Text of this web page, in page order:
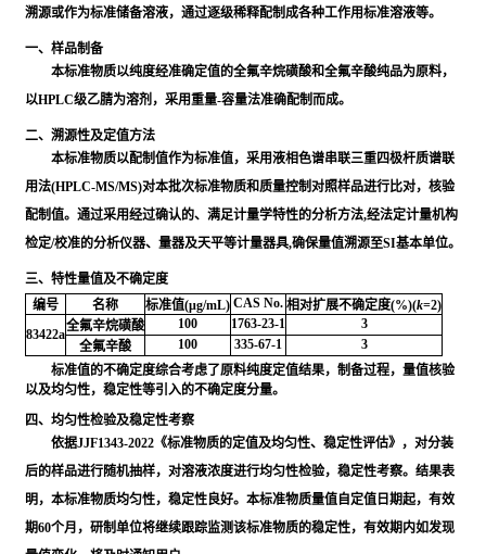
溯源或作为标准储备溶液，通过逐级稀释配制成各种工作用标准溶液等。
一、样品制备
本标准物质以纯度经准确定值的全氟辛烷磺酸和全氟辛酸纯品为原料，
以HPLC级乙腈为溶剂，采用重量-容量法准确配制而成。
二、溯源性及定值方法
本标准物质以配制值作为标准值，采用液相色谱串联三重四极杆质谱联
用法(HPLC-MS/MS)对本批次标准物质和质量控制对照样品进行比对，核验
配制值。通过采用经过确认的、满足计量学特性的分析方法,经法定计量机构
检定/校准的分析仪器、量器及天平等计量器具,确保量值溯源至SI基本单位。
三、特性量值及不确定度
编号
名称 标准值(μg/mL) CAS No. 相对扩展不确定度(%)(k=2)
83422a
全氟辛烷磺酸 100 1763-23-1
3
全氟辛酸
100 335-67-1
3
标准值的不确定度综合考虑了原料纯度定值结果，制备过程，量值核验
以及均匀性，稳定性等引入的不确定度分量。
四、均匀性检验及稳定性考察
依据JJF1343-2022《标准物质的定值及均匀性、稳定性评估》，对分装
后的样品进行随机抽样，对溶液浓度进行均匀性检验，稳定性考察。结果表
明，本标准物质均匀性，稳定性良好。本标准物质量值自定值日期起，有效
期60个月，研制单位将继续跟踪监测该标准物质的稳定性，有效期内如发现